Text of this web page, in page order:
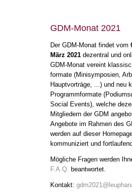
GDM-Monat 2021
Der GDM-Monat findet vom
März 2021 dezentral und
GDM-Monat vereint
formate (Minisymposien,
Hauptvorträge, ...) und neu
Programmformate
Social Events), welche
Mitgliedern der GDM
Angebote im Rahmen des
werden auf dieser
kommuniziert und
Mögliche Fragen werden
F.A.Q. beantwortet.
Kontakt: